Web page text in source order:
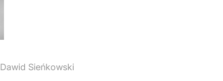
Dawid Sieńkowski